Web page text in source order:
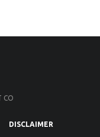
CO
DISCLAIMER